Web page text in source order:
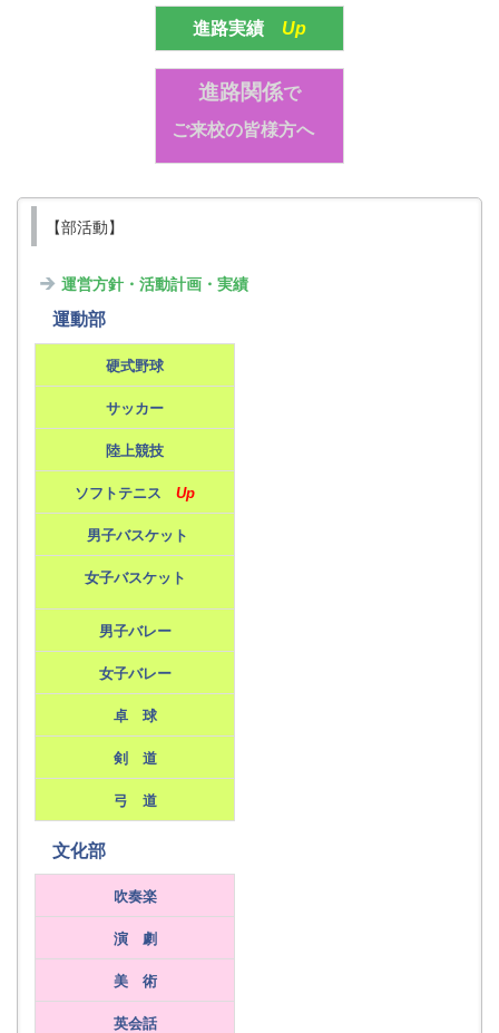
進路実績 Up
進路関係で
ご来校の皆様方へ
【部活動】
運営方針・活動計画・実績
運動部
硬式野球
サッカー
陸上競技
ソフトテニス Up
男子バスケット
女子バスケット
男子バレー
女子バレー
卓 球
剣 道
弓 道
文化部
吹奏楽
演 劇
美 術
英会話